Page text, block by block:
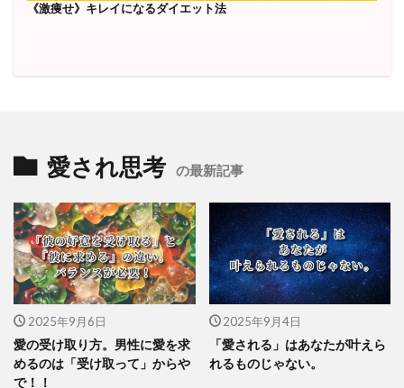
《激痩せ》キレイになるダイエット法
愛され思考 の最新記事
2025年9月6日
愛の受け取り方。男性に愛を求
めるのは「受け取って」からや
で！！
2025年9月4日
「愛される」はあなたが叶えら
れるものじゃない。